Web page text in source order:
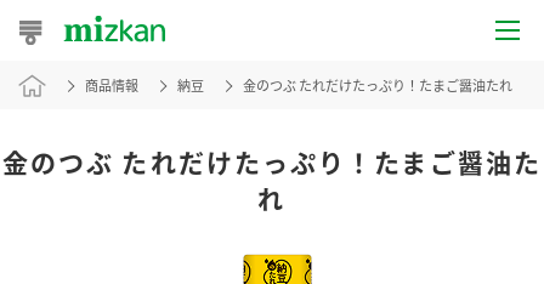
おうちレシピ
おすすめレシピ
商品情報 納豆 金のつぶ たれだけたっぷり！たまご醤油たれ
金のつぶ たれだけたっぷり！たまご醤油た
れ